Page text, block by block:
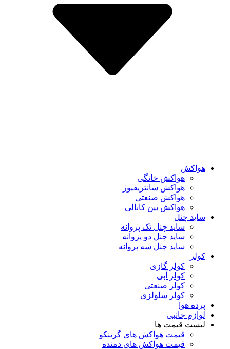
هواکش
هواکش خانگی
هواکش سانتریفیوژ
هواکش صنعتی
هواکش بین کانالی
ساید چنل
ساید چنل تک پروانه
ساید چنل دو پروانه
ساید چنل سه پروانه
کولر
کولر گازی
کولر آبی
کولر صنعتی
کولر سلولزی
پرده هوا
لوازم جانبی
لیست قیمت ها
قیمت هواکش های گرینکو
قیمت هواکش های دمنده